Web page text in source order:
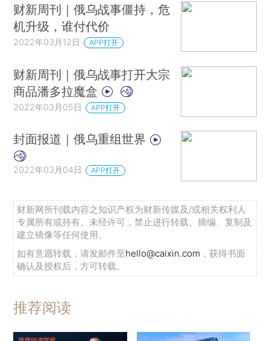
财新周刊｜俄乌战事僵持，危
机升级，谁付代价
2022年03月12日 APP打开
财新周刊｜俄乌战事打开大宗
商品潘多拉魔盒
2022年03月05日 APP打开
封面报道｜俄乌重组世界
2022年03月04日 APP打开
财新网所刊载内容之知识产权为财新传媒及/或相关权利人
专属所有或持有。未经许可，禁止进行转载、摘编、复制及
建立镜像等任何使用。
如有意愿转载，请发邮件至hello@caixin.com ，获得书面
确认及授权后，方可转载。
推荐阅读